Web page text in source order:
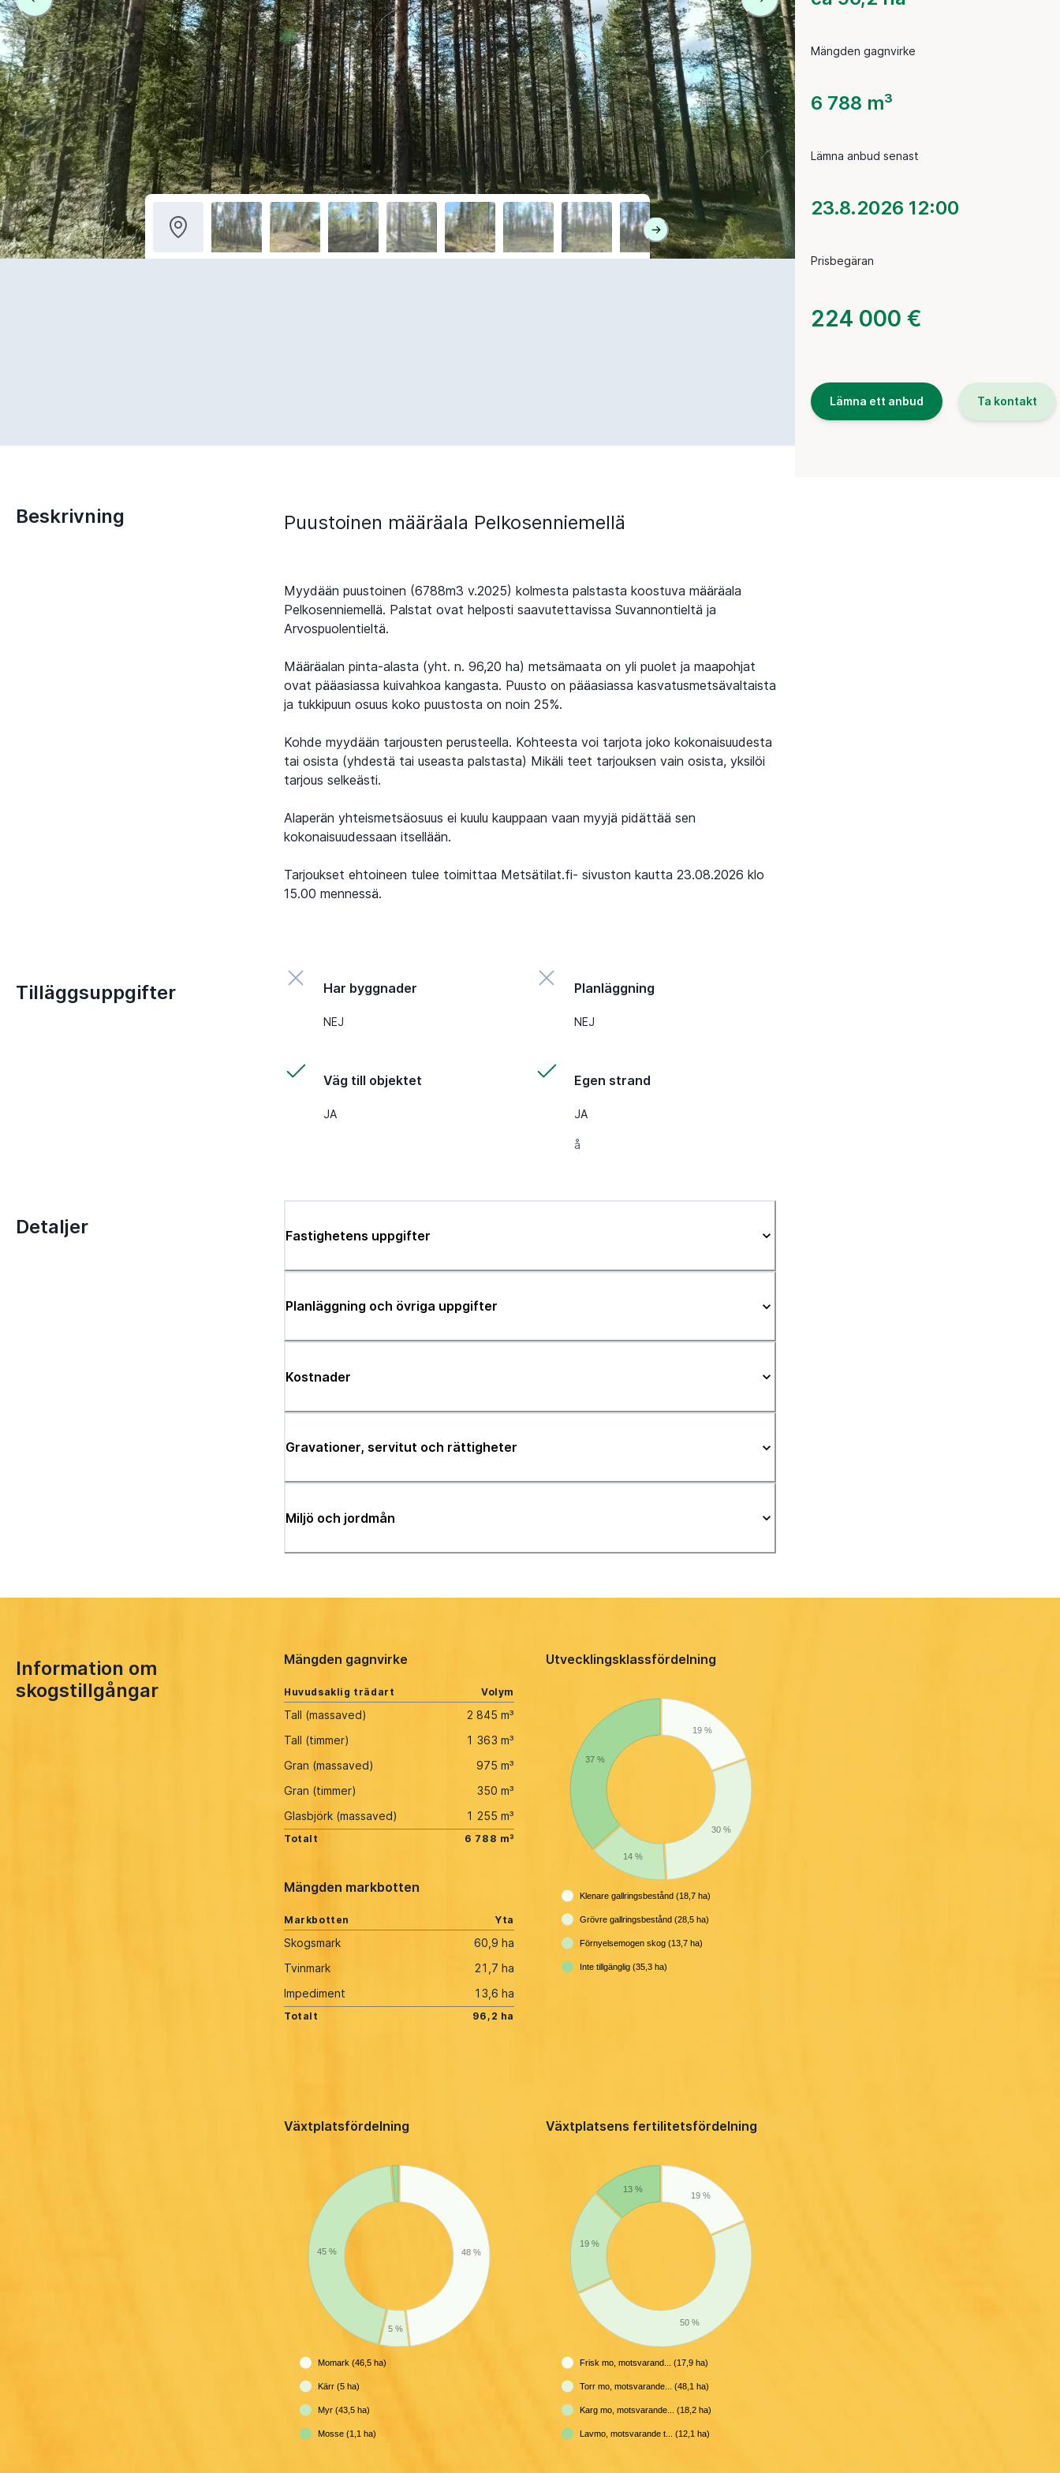
Mängden gagnvirke
6 788 m³
Lämna anbud senast
23.8.2026 12:00
Prisbegäran
224 000 €
Lämna ett anbud Ta kontakt
Beskrivning Puustoinen määräala Pelkosenniemellä
Myydään puustoinen (6788m3 v.2025) kolmesta palstasta koostuva määräala
Pelkosenniemellä. Palstat ovat helposti saavutettavissa Suvannontieltä ja
Arvospuolentieltä.
Määräalan pinta-alasta (yht. n. 96,20 ha) metsämaata on yli puolet ja maapohjat
ovat pääasiassa kuivahkoa kangasta. Puusto on pääasiassa kasvatusmetsävaltaista
ja tukkipuun osuus koko puustosta on noin 25%.
Kohde myydään tarjousten perusteella. Kohteesta voi tarjota joko kokonaisuudesta
tai osista (yhdestä tai useasta palstasta) Mikäli teet tarjouksen vain osista, yksilöi
tarjous selkeästi.
Alaperän yhteismetsäosuus ei kuulu kauppaan vaan myyjä pidättää sen
kokonaisuudessaan itsellään.
Tarjoukset ehtoineen tulee toimittaa Metsätilat.fi- sivuston kautta 23.08.2026 klo
15.00 mennessä.
Tilläggsuppgifter Har byggnader
NEJ
Planläggning
NEJ
Väg till objektet
JA
Egen strand
JA
å
Detaljer Fastighetens uppgifter
Planläggning och övriga uppgifter
Kostnader
Gravationer, servitut och rättigheter
Miljö och jordmån
Information om
skogstillgångar
Mängden gagnvirke
Huvudsaklig trädart Volym
Tall (massaved)
2 845 m³
Tall (timmer)
1 363 m³
Gran (massaved)
975 m³
Gran (timmer)
350 m³
Glasbjörk (massaved)
1 255 m³
Totalt 6 788 m³
Mängden markbotten
Markbotten Yta
Skogsmark
60,9 ha
Tvinmark
21,7 ha
Impediment
13,6 ha
Totalt 96,2 ha
Utvecklingsklassfördelning
19 %
30 %
14 %
37 %
Klenare gallringsbestånd (18,7 ha)
Grövre gallringsbestånd (28,5 ha)
Förnyelsemogen skog (13,7 ha)
Inte tillgänglig (35,3 ha)
Växtplatsfördelning
48 %
5 %
45 %
Momark (46,5 ha)
Kärr (5 ha)
Myr (43,5 ha)
Mosse (1,1 ha)
Växtplatsens fertilitetsfördelning
19 %
50 %
19 %
13 %
Frisk mo, motsvarand... (17,9 ha)
Torr mo, motsvarande... (48,1 ha)
Karg mo, motsvarande... (18,2 ha)
Lavmo, motsvarande t... (12,1 ha)